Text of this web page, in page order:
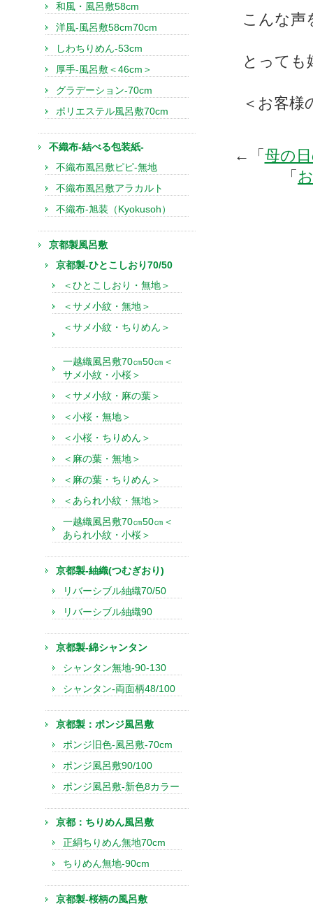
こんな声
とっても
＜お客様
←「 母の
「
和風・風呂敷58cm
洋風-風呂敷58cm70cm
しわちりめん-53cm
厚手-風呂敷＜46cm＞
グラデーション-70cm
ポリエステル風呂敷70cm
不織布-結べる包装紙-
不織布風呂敷ピピ-無地
不織布風呂敷アラカルト
不織布-旭装（Kyokusoh）
京都製風呂敷
京都製-ひとこしおり70/50
＜ひとこしおり・無地＞
＜サメ小紋・無地＞
＜サメ小紋・ちりめん＞
一越織風呂敷70㎝50㎝＜
サメ小紋・小桜＞
＜サメ小紋・麻の葉＞
＜小桜・無地＞
＜小桜・ちりめん＞
＜麻の葉・無地＞
＜麻の葉・ちりめん＞
＜あられ小紋・無地＞
一越織風呂敷70㎝50㎝＜
あられ小紋・小桜＞
京都製-紬織(つむぎおり)
リバーシブル紬織70/50
リバーシブル紬織90
京都製-綿シャンタン
シャンタン無地-90-130
シャンタン-両面柄48/100
京都製：ポンジ風呂敷
ポンジ旧色-風呂敷-70cm
ポンジ風呂敷90/100
ポンジ風呂敷-新色8カラー
京都：ちりめん風呂敷
正絹ちりめん無地70cm
ちりめん無地-90cm
京都製-桜柄の風呂敷